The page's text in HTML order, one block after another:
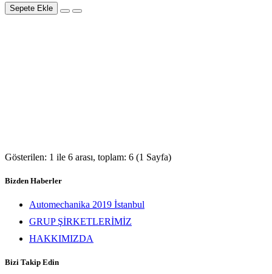
Sepete Ekle
Gösterilen: 1 ile 6 arası, toplam: 6 (1 Sayfa)
Bizden Haberler
Automechanika 2019 İstanbul
GRUP ŞİRKETLERİMİZ
HAKKIMIZDA
Bizi Takip Edin